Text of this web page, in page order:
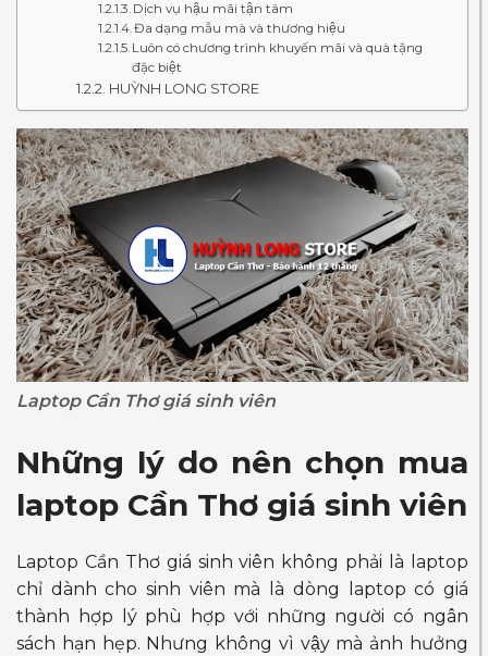
Dịch vụ hậu mãi tận tâm
Đa dạng mẫu mà và thương hiệu
Luôn có chương trình khuyến mãi và quà tặng
đặc biệt
HUỲNH LONG STORE
Laptop Cần Thơ giá sinh viên
Những lý do nên chọn mua
laptop Cần Thơ giá sinh viên
Laptop Cần Thơ giá sinh viên không phải là laptop
chỉ dành cho sinh viên mà là dòng laptop có giá
thành hợp lý phù hợp với những người có ngân
sách hạn hẹp. Nhưng không vì vậy mà ảnh hưởng